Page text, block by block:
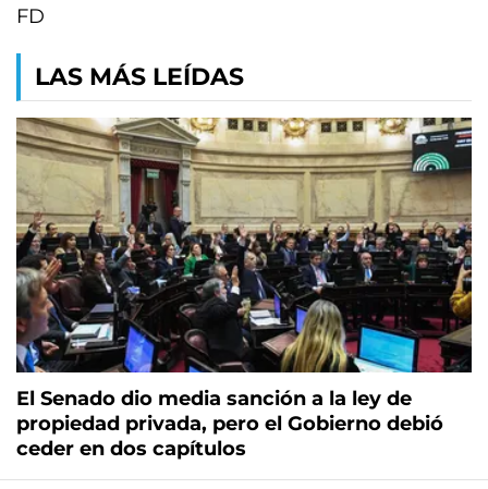
FD
LAS MÁS LEÍDAS
El Senado dio media sanción a la ley de
propiedad privada, pero el Gobierno debió
ceder en dos capítulos